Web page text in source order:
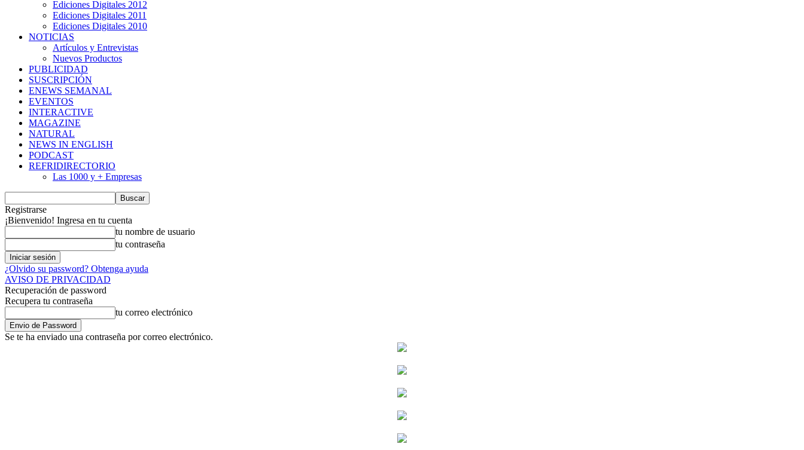
Ediciones Digitales 2012
Ediciones Digitales 2011
Ediciones Digitales 2010
NOTICIAS
Artículos y Entrevistas
Nuevos Productos
PUBLICIDAD
SUSCRIPCIÓN
ENEWS SEMANAL
EVENTOS
INTERACTIVE
MAGAZINE
NATURAL
NEWS IN ENGLISH
PODCAST
REFRIDIRECTORIO
Las 1000 y + Empresas
Registrarse
¡Bienvenido! Ingresa en tu cuenta
tu nombre de usuario
tu contraseña
¿Olvido su password? Obtenga ayuda
AVISO DE PRIVACIDAD
Recuperación de password
Recupera tu contraseña
tu correo electrónico
Se te ha enviado una contraseña por correo electrónico.